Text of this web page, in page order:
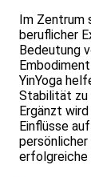
Im Zentrum
beruflicher
Bedeutung
YinYoga
Stabilität zu
Ergänzt
Einflüsse
erfolgreiche